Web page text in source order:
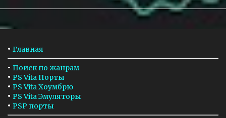
• Главная
- Поиск по жанрам
• PS Vita Порты
• PS Vita Хоумбрю
• PS Vita Эмуляторы
• PSP порты